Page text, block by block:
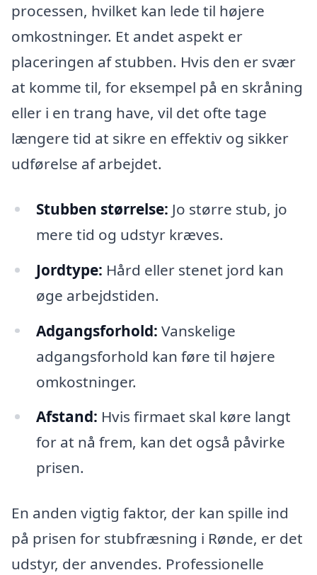
processen, hvilket kan lede til højere
omkostninger. Et andet aspekt er
placeringen af stubben. Hvis den er svær
at komme til, for eksempel på en skråning
eller i en trang have, vil det ofte tage
længere tid at sikre en effektiv og sikker
udførelse af arbejdet.
Stubben størrelse: Jo større stub, jo
mere tid og udstyr kræves.
Jordtype: Hård eller stenet jord kan
øge arbejdstiden.
Adgangsforhold: Vanskelige
adgangsforhold kan føre til højere
omkostninger.
Afstand: Hvis firmaet skal køre langt
for at nå frem, kan det også påvirke
prisen.
En anden vigtig faktor, der kan spille ind
på prisen for stubfræsning i Rønde, er det
udstyr, der anvendes. Professionelle